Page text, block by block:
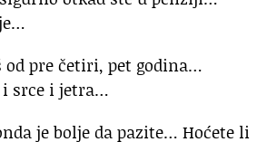
od pre četiri, pet godina…
srce i jetra…
onda je bolje da pazite… Hoćete li